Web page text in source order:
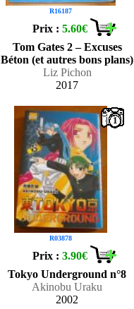
R16187
Prix :5.60€
Tom Gates 2 – Excuses
Béton (et autres bons plans)
Liz Pichon
2017
R03878
1
Prix :3.90€
Tokyo Underground n°8
Akinobu Uraku
2002